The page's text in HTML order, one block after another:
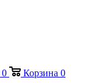
0 Корзина 0